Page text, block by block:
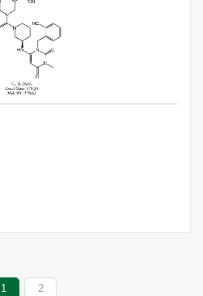
1 2